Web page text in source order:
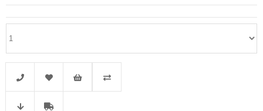
Telefonla Favorilere